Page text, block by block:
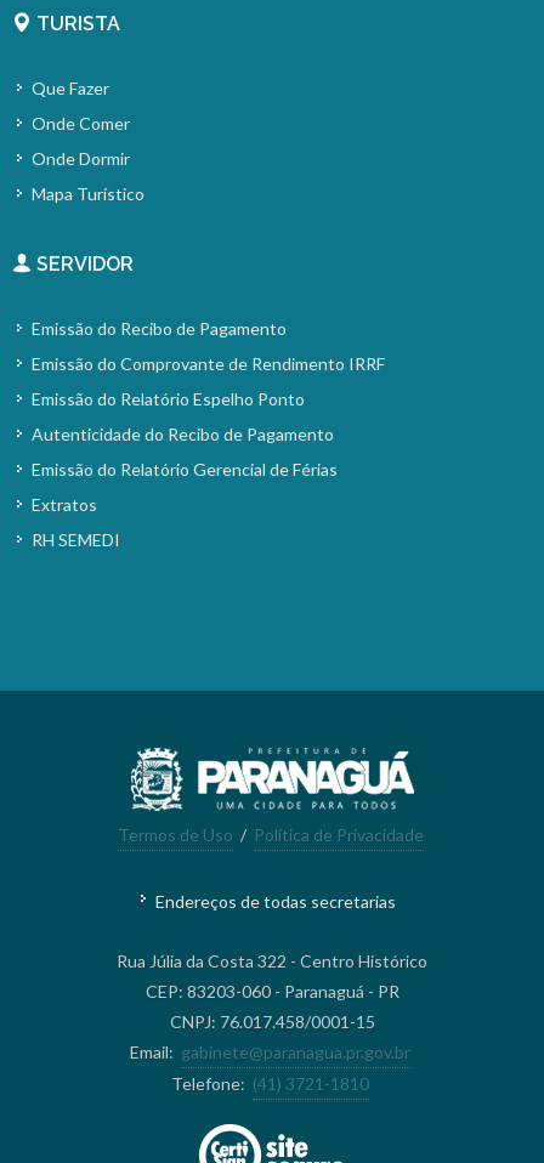
TURISTA
Que Fazer
Onde Comer
Onde Dormir
Mapa Turístico
SERVIDOR
Emissão do Recibo de Pagamento
Emissão do Comprovante de Rendimento IRRF
Emissão do Relatório Espelho Ponto
Autenticidade do Recibo de Pagamento
Emissão do Relatório Gerencial de Férias
Extratos
RH SEMEDI
Termos de Uso / Política de Privacidade
Endereços de todas secretarias
Rua Júlia da Costa 322 - Centro Histórico
CEP: 83203-060 - Paranaguá - PR
CNPJ: 76.017.458/0001-15
Email: gabinete@paranagua.pr.gov.br
Telefone: (41) 3721-1810